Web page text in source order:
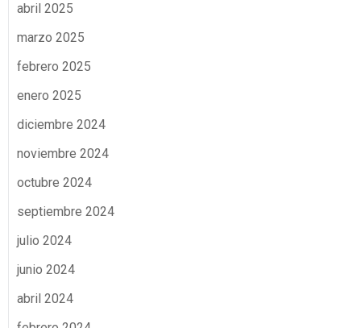
abril 2025
marzo 2025
febrero 2025
enero 2025
diciembre 2024
noviembre 2024
octubre 2024
septiembre 2024
julio 2024
junio 2024
abril 2024